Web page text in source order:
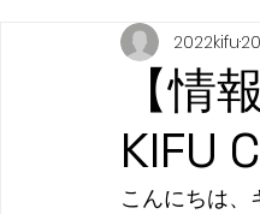
！KIFURU！プロジェクト
【情
KIFU
2022kifu
こんにちは、